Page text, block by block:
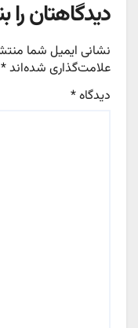
دیدگاهتان را
نشانی ایمیل شما
علامت‌گذاری شده‌اند*
دیدگاه*